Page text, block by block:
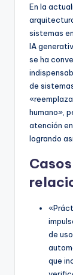
En la
sistemas
IA
se ha
de
humano»,
atención
logrando
de
que